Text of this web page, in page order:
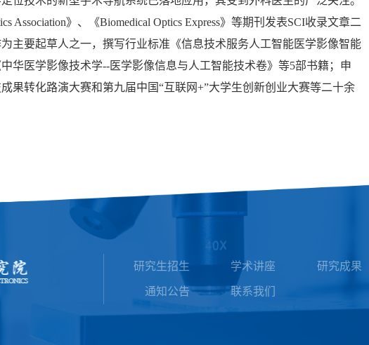
Association》、《Biomedical Optics Express》等期刊发表SCI收录文章二
主要起草人之一，撰写行业标准《信息技术服务人工智能医学影像智能
华医学影像技术学--医学影像信息与人工智能技术卷》等5部书籍；申
果转化路演大赛和第九届中国“互联网+”大学生创新创业大赛等二十余
研究生招生 学术讲座 研究成果
通知公告 联系我们